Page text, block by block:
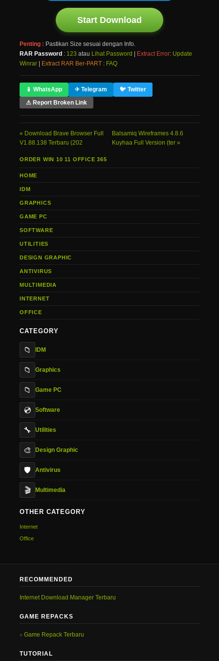
Start Download
Penting : Pastikan Size sesuai dengan Info.
RAR Password : 123 atau Lihat Password Extract Error: Update
Winrar
Extract RAR Ber-PART : FAQ
📱 WhatsApp ✈ Telegram
🐦 Twitter
⚠ Report Broken Link
Download Brave Browser Full
V1.88.138 Terbaru (202
Balsamiq Wireframes 4.8.6
Kuyhaa Full Version (ter
ORDER WIN 10 11 OFFICE 365
HOME
IDM
GRAPHICS
GAME PC
SOFTWARE
UTILITIES
DESIGN GRAPHIC
ANTIVIRUS
MULTIMEDIA
INTERNET
OFFICE
CATEGORY
📁 IDM
📁 Graphics
📁 Game PC
💿 Software
🔧 Utilities
🎨 Design Graphic
🛡️ Antivirus
🎬 Multimedia
OTHER CATEGORY
Internet
Office
RECOMMENDED
Internet Download Manager Terbaru
GAME REPACKS
Game Repack Terbaru
TUTORIAL